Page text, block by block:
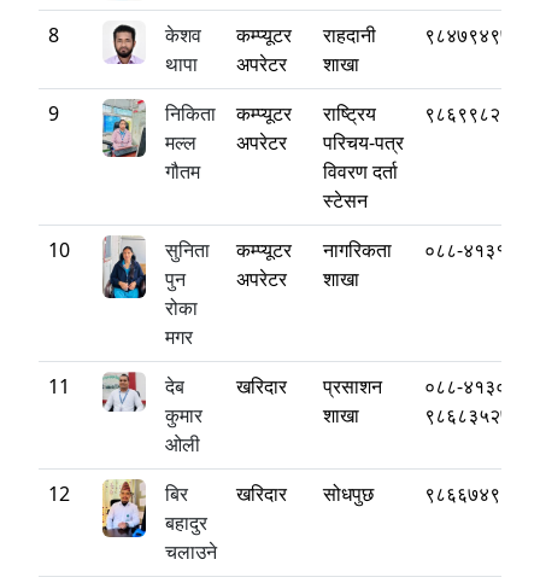
8
केशव
थापा
कम्प्यूटर
अपरेटर
राहदानी
शाखा
९८४७९४९७०८
9
निकिता
मल्ल
गौतम
कम्प्यूटर
अपरेटर
राष्ट्रिय
परिचय-पत्र
विवरण दर्ता
स्टेसन
९८६९९८२४०४
10
सुनिता
पुन
रोका
मगर
कम्प्यूटर
अपरेटर
नागरिकता
शाखा
०८८-४१३१३०
11
देब
कुमार
ओली
खरिदार
प्रसाशन
शाखा
०८८-४१३०८३
९८६८३५२७५५
12
बिर
बहादुर
चलाउने
खरिदार सोधपुछ ९८६६७४९३०१